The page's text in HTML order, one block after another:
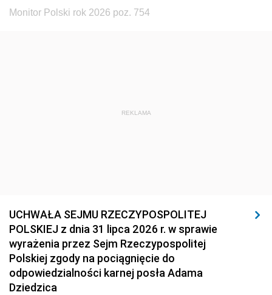
Monitor Polski rok 2026 poz. 754
REKLAMA
UCHWAŁA SEJMU RZECZYPOSPOLITEJ
POLSKIEJ z dnia 31 lipca 2026 r. w sprawie
wyrażenia przez Sejm Rzeczypospolitej
Polskiej zgody na pociągnięcie do
odpowiedzialności karnej posła Adama
Dziedzica